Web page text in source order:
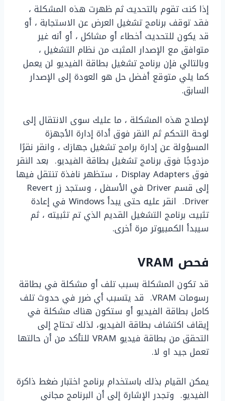
إذا كنت تقوم بالتحديث ثم ظهرت هذه المشكلة ،
فقد توقف برنامج تشغيل العرض عن الاستجابة ، أو
قد يكون للتحديث أخطاء أو مشاكل ، أو أنه غير
متوافق مع الإصدار المثبت من نظام التشغيل ،
وبالتالي فإن برنامج تشغيل بطاقة الفيديو لن يعمل
كما يلي متوقع أفضل حل هو العودة إلى الإصدار
السابق.
لإصلاح هذه المشكلة ، ما عليك سوى الانتقال إلى
لوحة التحكم ثم النقر فوق أداة إدارة الأجهزة
المسؤولة عن إدارة برامج تشغيل جهازك ، وانقر نقرًا
مزدوجًا فوق برنامج تشغيل بطاقة الفيديو. بعد النقر
فوق Display Adapters ، ستظهر نافذة تنتقل فيها
إلى قسم Driver في الأسفل ، وستجد زر Revert
Driver. انقر عليه حتى يبدأ Windows في إعادة
تثبيت برنامج التشغيل القديم الذي تم تثبيته ، ثم
سيبدأ الكمبيوتر مرة أخرى.
فحص VRAM
قد تكون المشكلة بسبب تلف أو مشكلة في بطاقة
رسومات VRAM. قد يتسبب أي ضرر في حدوث تلف
كامل بطاقة الفيديو أو ستكون هناك مشكلة في
إيقاف اكتشاف بطاقة الفيديو، لذلك تحتاج إلى
التحقق من بطاقة فيديو VRAM للتأكد من أن حالتها
تعمل جيد او لا.
يمكن القيام بذلك باستخدام برنامج اختبار ضغط ذاكرة
الفيديو. وتجدر الإشارة إلى أن البرنامج مجاني